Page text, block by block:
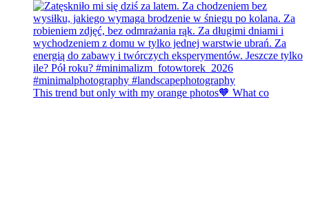
This trend but only with my orange photos🧡 What co